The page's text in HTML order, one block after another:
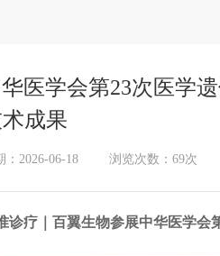
医学会第23次医学
成果
：2026-06-18 浏览次数： 69次
诊疗｜百翼生物参展中华医学会